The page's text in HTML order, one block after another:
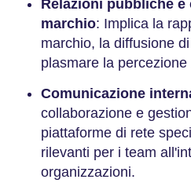
Relazioni pubbliche e
marchio: Implica la
marchio, la diffusione
plasmare la
Comunicazione
collaborazione e
piattaforme di rete
rilevanti per i team
organizzazioni.